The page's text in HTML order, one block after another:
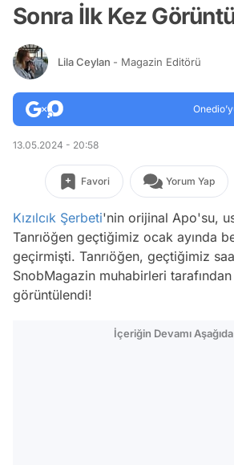
Sonra İlk Kez
Lila Ceylan - Magazin Editörü
13.05.2024 - 20:58
Favori Yorum Yap
Kızılcık Şerbeti'nin orijinal Apo'su,
Tanrıöğen geçtiğimiz ocak ayında
geçirmişti. Tanrıöğen, geçtiğimiz
SnobMagazin muhabirleri
görüntülendi!
İçeriğin Devamı Aşağıda